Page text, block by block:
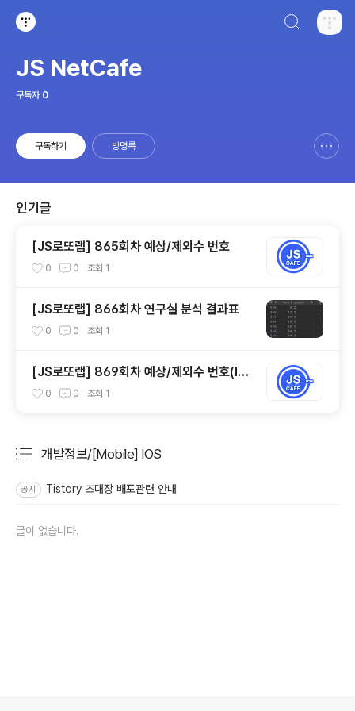
JS NetCafe
구독자 0
구독하기 방명록
인기글
[JS로또랩] 865회차 예상/제외수 번호
0 0 조회 1
[JS로또랩] 866회차 연구실 분석 결과표
0 0 조회 1
[JS로또랩] 869회차 예상/제외수 번호(las
tUpt:190726)
0 0 조회 1
개발정보/[Mobile] IOS
공지 Tistory 초대장 배포관련 안내
글이 없습니다.